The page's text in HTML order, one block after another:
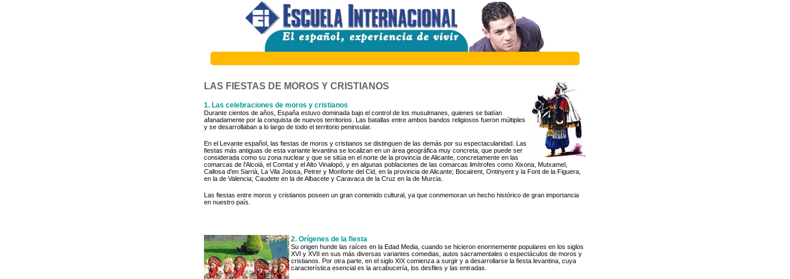
LAS FIESTAS DE MOROS Y CRISTIANOS
1. Las celebraciones de moros y cristianos
Durante cientos de años, España estuvo dominada bajo el control de los musulmanes, quienes se batían
afanadamente por la conquista de nuevos territorios. Las batallas entre ambos bandos religiosos fueron múltiples
y se desarrollaban a lo largo de todo el territorio peninsular.
En el Levante español, las fiestas de moros y cristianos se distinguen de las demás por su espectacularidad. Las
fiestas más antiguas de esta variante levantina se localizan en un área geográfica muy concreta, que puede ser
considerada como su zona nuclear y que se sitúa en el norte de la provincia de Alicante, concretamente en las
comarcas de l'Alcoià, el Comtat y el Alto Vinalopó, y en algunas poblaciones de las comarcas limítrofes como Xixona, Mutxamel,
Callosa d'en Sarrià, La Vila Joiosa, Petrer y Monforte del Cid, en la provincia de Alicante; Bocairent, Ontinyent y la Font de la Figuera,
en la de Valencia; Caudete en la de Albacete y Caravaca de la Cruz en la de Murcia.
Las fiestas entre moros y cristianos poseen un gran contenido cultural, ya que conmemoran un hecho histórico de gran importancia
en nuestro país.
2. Orígenes de la fiesta
Su origen hunde las raíces en la Edad Media, cuando se hicieron enormemente populares en los siglos
XVI y XVII en sus más diversas variantes comedias, autos sacramentales o espectáculos de moros y
cristianos. Por otra parte, en el siglo XIX comienza a surgir y a desarrollarse la fiesta levantina, cuya
característica esencial es la arcabucería, los desfiles y las entradas.